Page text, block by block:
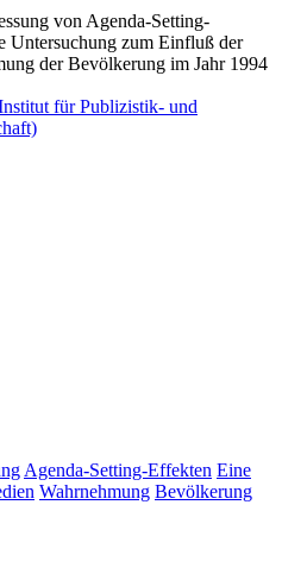
von Agenda-Setting-
Untersuchung zum Einfluß der
der Bevölkerung im Jahr 1994
für Publizistik- und
Agenda-Setting-Effekten Eine
Wahrnehmung Bevölkerung